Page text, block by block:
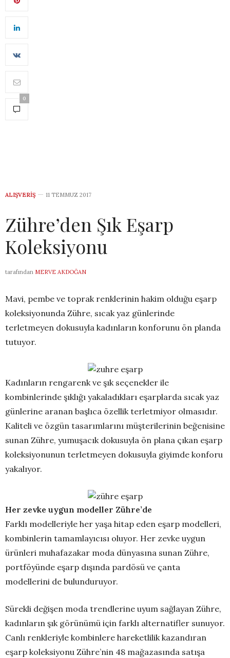
0
ALIŞVERIŞ 11 TEMMUZ 2017
Zühre’den Şık Eşarp
Koleksiyonu
tarafından MERVE AKDOĞAN
Mavi, pembe ve toprak renklerinin hakim olduğu eşarp
koleksiyonunda Zühre, sıcak yaz günlerinde
terletmeyen dokusuyla kadınların konforunu ön planda
tutuyor.
Kadınların rengarenk ve şık seçenekler ile
kombinlerinde şıklığı yakaladıkları eşarplarda sıcak yaz
günlerine aranan başlıca özellik terletmiyor olmasıdır.
Kaliteli ve özgün tasarımlarını müşterilerinin beğenisine
sunan Zühre, yumuşacık dokusuyla ön plana çıkan eşarp
koleksiyonunun terletmeyen dokusuyla giyimde konforu
yakalıyor.
Her zevke uygun modeller Zühre’de
Farklı modelleriyle her yaşa hitap eden eşarp modelleri,
kombinlerin tamamlayıcısı oluyor. Her zevke uygun
ürünleri muhafazakar moda dünyasına sunan Zühre,
portföyünde eşarp dışında pardösü ve çanta
modellerini de bulunduruyor.
Sürekli değişen moda trendlerine uyum sağlayan Zühre,
kadınların şık görünümü için farklı alternatifler sunuyor.
Canlı renkleriyle kombinlere hareketlilik kazandıran
eşarp koleksiyonu Zühre’nin 48 mağazasında satışa